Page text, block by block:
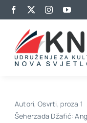
Skip
to
content
Kalendar aktivnosti
Članovi KNS-a
Biblioteka
Autori Osvrti proza 1
Šeherzada Džafić: